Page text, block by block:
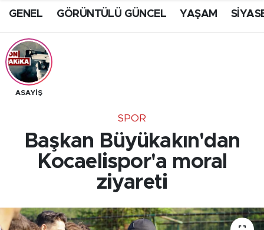
GENEL GÖRÜNTÜLÜ GÜNCEL YAŞAM
ASAYİŞ
SPOR
Başkan Büyükakın'dan
Kocaelispor'a moral
ziyareti
Tüm Manşetler
Son Dakika Haberleri